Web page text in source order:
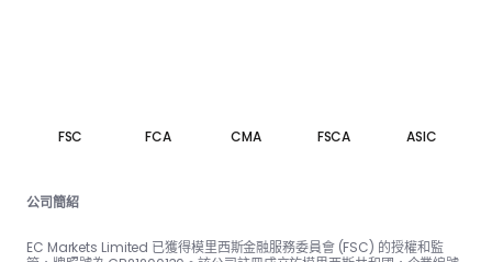
FSC FCA CMA FSCA ASIC
公司簡紹
EC Markets Limited 已獲得模里西斯金融服務委員會 (FSC) 的授權和監